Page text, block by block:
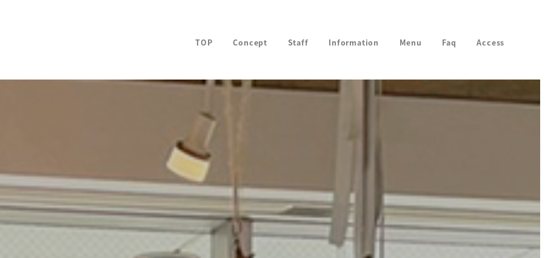
TOP Concept Staff Information Menu Faq Access